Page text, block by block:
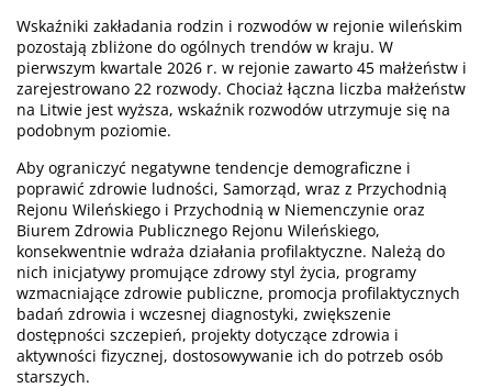
Wskaźniki zakładania rodzin i rozwodów w rejonie wileńskim
pozostają zbliżone do ogólnych trendów w kraju. W
pierwszym kwartale 2026 r. w rejonie zawarto 45 małżeństw i
zarejestrowano 22 rozwody. Chociaż łączna liczba małżeństw
na Litwie jest wyższa, wskaźnik rozwodów utrzymuje się na
podobnym poziomie.
Aby ograniczyć negatywne tendencje demograficzne i
poprawić zdrowie ludności, Samorząd, wraz z Przychodnią
Rejonu Wileńskiego i Przychodnią w Niemenczynie oraz
Biurem Zdrowia Publicznego Rejonu Wileńskiego,
konsekwentnie wdraża działania profilaktyczne. Należą do
nich inicjatywy promujące zdrowy styl życia, programy
wzmacniające zdrowie publiczne, promocja profilaktycznych
badań zdrowia i wczesnej diagnostyki, zwiększenie
dostępności szczepień, projekty dotyczące zdrowia i
aktywności fizycznej, dostosowywanie ich do potrzeb osób
starszych.